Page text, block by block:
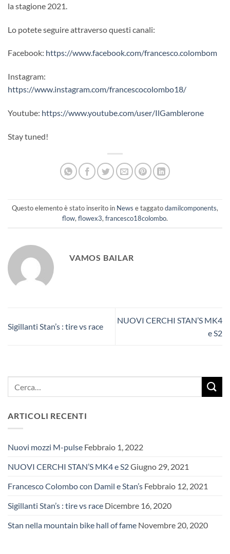
la stagione 2021.
Lo potete seguire attraverso questi canali:
Facebook: https://www.facebook.com/francesco.colombom
Instagram:
https://www.instagram.com/francescocolombo18/
Youtube: https://www.youtube.com/user/IlGamblerone
Stay tuned!
Questo elemento è stato inserito in News e taggatodamilcomponents,
flow, flowex3, francesco18colombo.
VAMOS BAILAR
Sigillanti Stan’s : tire vs race
NUOVI CERCHI STAN’S MK4
e S2
ARTICOLI RECENTI
Nuovi mozzi M-pulse Febbraio 1, 2022
NUOVI CERCHI STAN’S MK4 e S2Giugno 29, 2021
Francesco Colombo con Damil e Stan’s Febbraio 12, 2021
Sigillanti Stan’s : tire vs race Dicembre 16, 2020
Stan nella mountain bike hall of fame Novembre 20, 2020